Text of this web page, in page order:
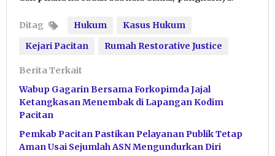
Ditag Hukum
Kasus Hukum
Kejari Pacitan
Rumah Restorative Justice
Berita Terkait
Wabup Gagarin Bersama Forkopimda Jajal
Ketangkasan Menembak di Lapangan Kodim
Pacitan
Pemkab Pacitan Pastikan Pelayanan Publik Tetap
Aman Usai Sejumlah ASN Mengundurkan Diri